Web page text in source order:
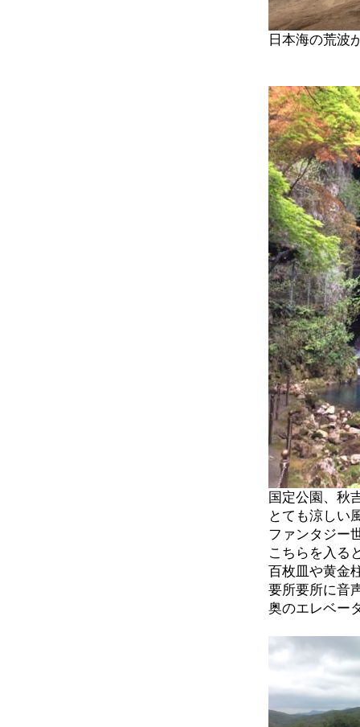
日本海の荒波
国定公園、秋
とても涼しい
ファンタジー
こちらを入る
百枚皿や黄金
要所要所に音
奥のエレベー